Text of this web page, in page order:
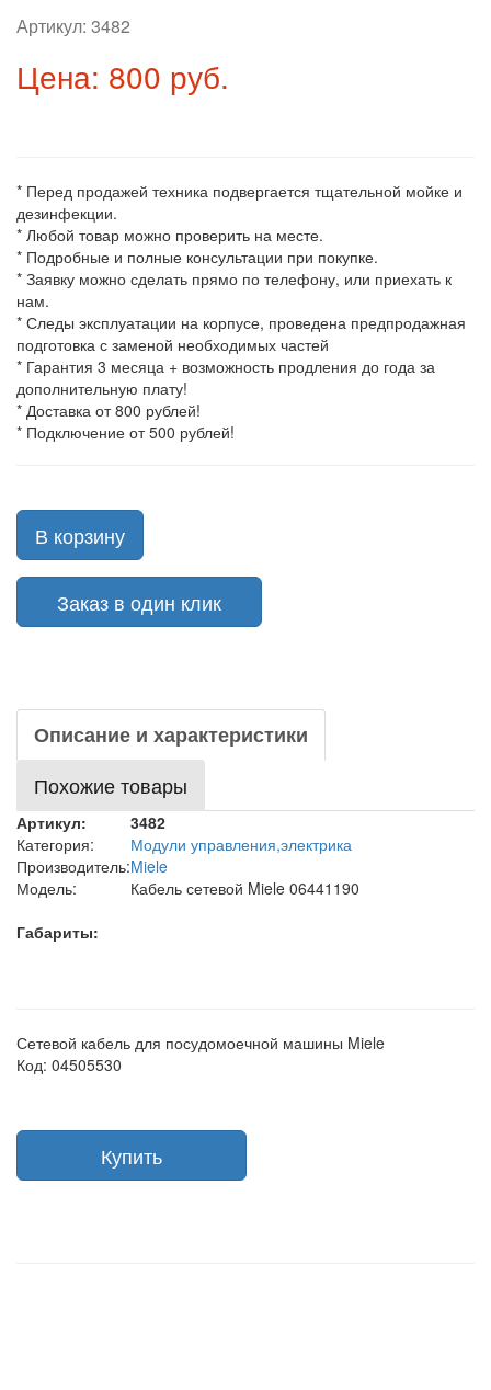
Артикул: 3482
Цена: 800 руб.
* Перед продажей техника подвергается тщательной мойке и
дезинфекции.
* Любой товар можно проверить на месте.
* Подробные и полные консультации при покупке.
* Заявку можно сделать прямо по телефону, или приехать к
нам.
* Следы эксплуатации на корпусе, проведена предпродажная
подготовка с заменой необходимых частей
* Гарантия 3 месяца + возможность продления до года за
дополнительную плату!
* Доставка от 800 рублей!
* Подключение от 500 рублей!
В корзину
Заказ в один клик
Описание и характеристики
Похожие товары
Артикул:
3482
Категория:
Модули управления,электрика
Производитель:Miele
Модель:
Кабель сетевой Miele 06441190
Габариты:
Сетевой кабель для посудомоечной машины Miele
Код: 04505530